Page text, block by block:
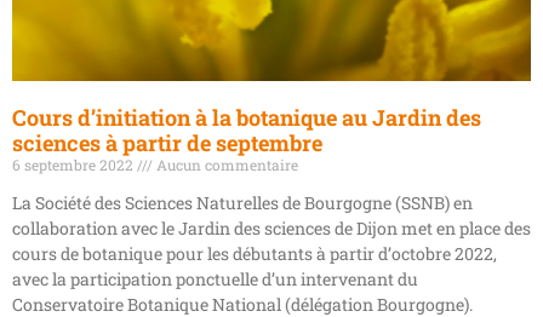
Cours d’initiation à la botanique au Jardin des
sciences à partir de septembre
6 septembre 2022 Aucun commentaire
La Société des Sciences Naturelles de Bourgogne (SSNB) en
collaboration avec le Jardin des sciences de Dijon met en place des
cours de botanique pour les débutants à partir d’octobre 2022,
avec la participation ponctuelle d’un intervenant du
Conservatoire Botanique National (délégation Bourgogne).